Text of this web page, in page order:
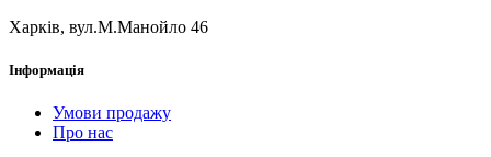
Харків, вул.М.Манойло 46
Інформація
Умови продажу
Про нас